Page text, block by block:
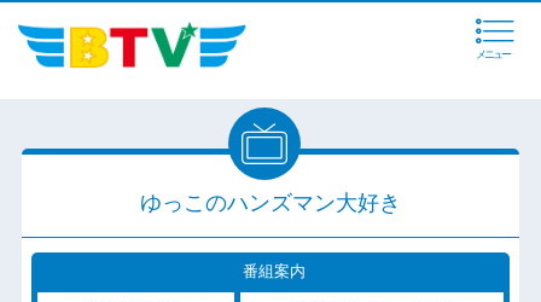
メニュー
ゆっこのハンズマン大好き
番組案内